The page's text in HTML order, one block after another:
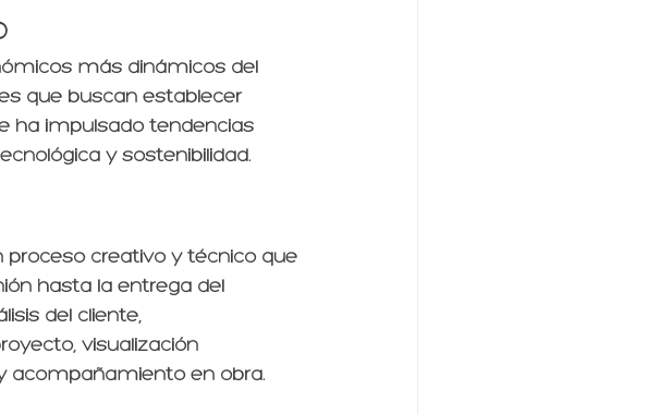
más dinámicos del
que buscan establecer
ha impulsado tendencias
y sostenibilidad.
proceso creativo y técnico que
hasta la entrega del
del cliente,
visualización
acompañamiento en obra.